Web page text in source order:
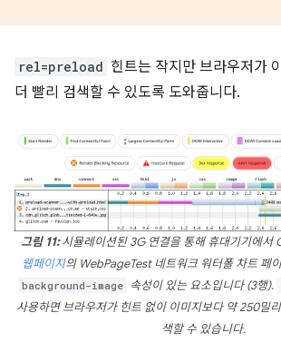
rel=preload 힌트는 작지만 브라우저가
더 빨리 검색할 수 있도록 도와줍니다.
그림 11:시뮬레이션된 3G 연결을 통해 휴대기기에서
웹페이지의 WebPageTest 네트워크 워터폴 차트 페
background-image 속성이 있는 요소입니다 (3행).
사용하면 브라우저가 힌트 없이 이미지보다 약 250밀
색할 수 있습니다.